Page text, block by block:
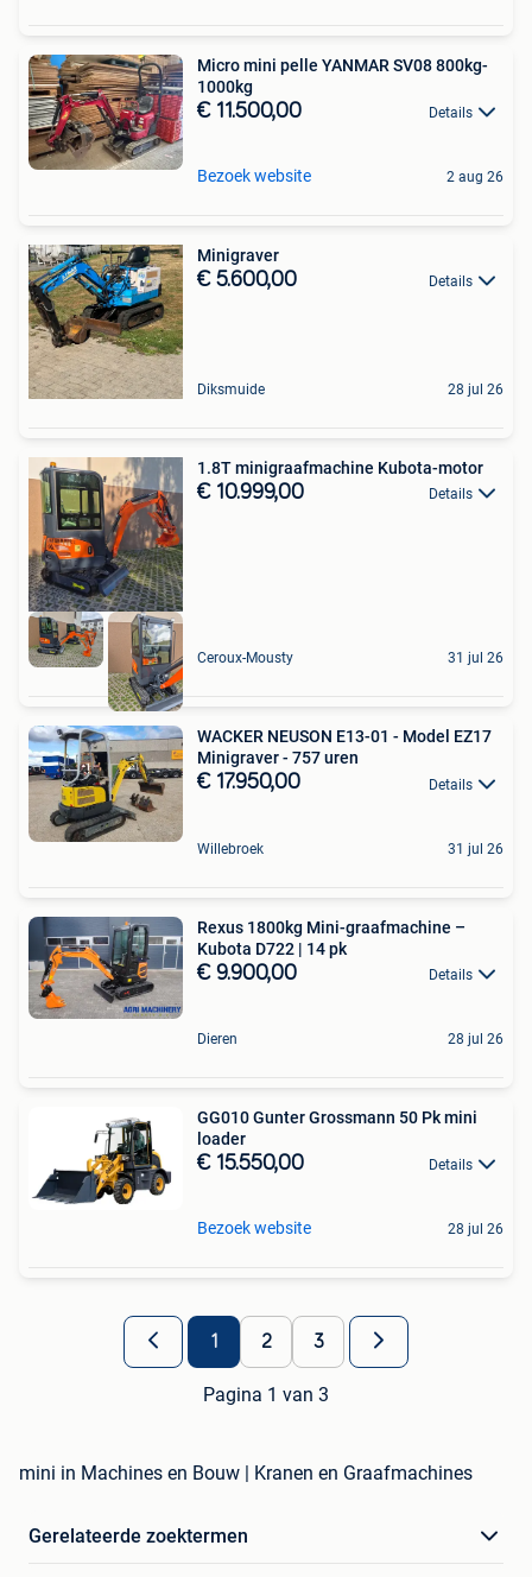
Micro mini pelle YANMAR SV08 800kg-
1000kg
€ 11.500,00 Details
Bezoek website 2 aug 26
Minigraver
€ 5.600,00 Details
Diksmuide 28 jul 26
1.8T minigraafmachine Kubota-motor
€ 10.999,00 Details
Ceroux-Mousty 31 jul 26
WACKER NEUSON E13-01 - Model EZ17
Minigraver - 757 uren
€ 17.950,00 Details
Willebroek 31 jul 26
Rexus 1800kg Mini-graafmachine –
Kubota D722 | 14 pk
€ 9.900,00 Details
Dieren 28 jul 26
GG010 Gunter Grossmann 50 Pk mini
loader
€ 15.550,00 Details
Bezoek website 28 jul 26
1 2 3
Pagina 1 van 3
mini in Machines en Bouw | Kranen en Graafmachines
Gerelateerde zoektermen